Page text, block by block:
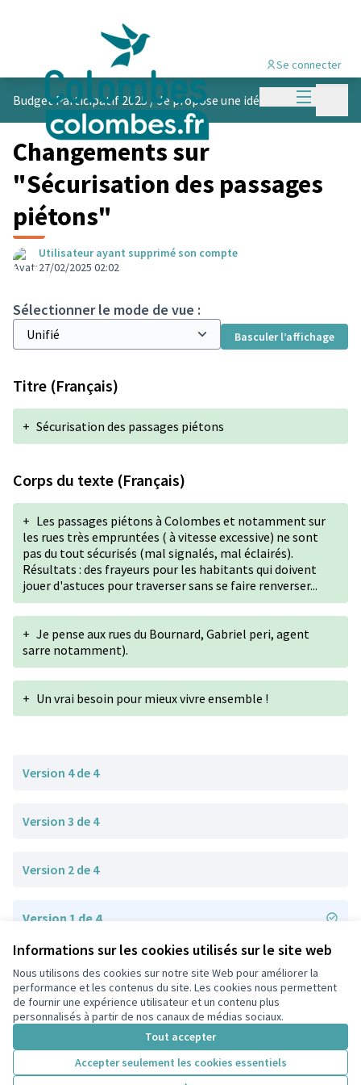
Informations sur les cookies utilisés sur le site web
Nous utilisons des cookies sur notre site Web pour améliorer la
performance et les contenus du site. Les cookies nous permettent
de fournir une expérience utilisateur et un contenu plus
personnalisés à partir de nos canaux de médias sociaux.
Tout accepter
Accepter seulement les cookies essentiels
Menu
Se connecter
Budget Participatif 2025 /Je propose une idée
Changements sur
"Sécurisation des passages
piétons"
Utilisateur ayant supprimé son compte
27/02/2025 02:02
Sélectionner le mode de vue :
Basculer l’affichage
Titre (Français)
+ Sécurisation des passages piétons
Corps du texte (Français)
+ Les passages piétons à Colombes et notamment sur
les rues très empruntées ( à vitesse excessive) ne sont
pas du tout sécurisés (mal signalés, mal éclairés).
Résultats : des frayeurs pour les habitants qui doivent
jouer d'astuces pour traverser sans se faire renverser...
+ Je pense aux rues du Bournard, Gabriel peri, agent
sarre notamment).
+ Un vrai besoin pour mieux vivre ensemble !
Version 4 de 4
Version 3 de 4
Version 2 de 4
Version 1 de 4
Conditions d'utilisation
Paramètres des cookies
participons.colombes.fr sur Facebook
(Lien externe)
Licence
(Lien